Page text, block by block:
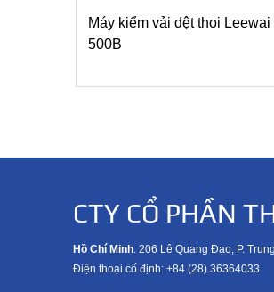
Máy kiểm vải dệt thoi Leewai
500B
CTY CỔ PHẦN
Hồ Chí Minh: 206 Lê Quang Đạo, P.
Điện thoại cố định: +84 (28) 36364033